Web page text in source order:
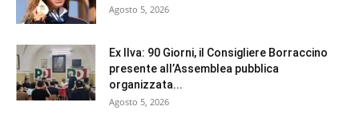
Agosto 5, 2026
Ex Ilva: 90 Giorni, il Consigliere Borraccino
presente all’Assemblea pubblica
organizzata...
Agosto 5, 2026